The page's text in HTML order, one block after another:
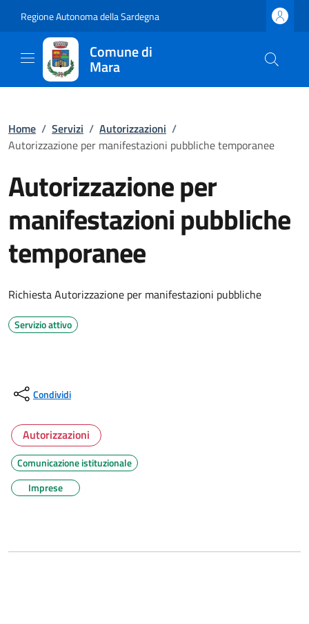
Regione Autonoma della Sardegna
Comune di
Mara
Home / Servizi / Autorizzazioni /
Autorizzazione per manifestazioni pubbliche temporanee
Autorizzazione per
manifestazioni pubbliche
temporanee
Richiesta Autorizzazione per manifestazioni pubbliche
Servizio attivo
Condividi
Autorizzazioni
Comunicazione istituzionale
Imprese